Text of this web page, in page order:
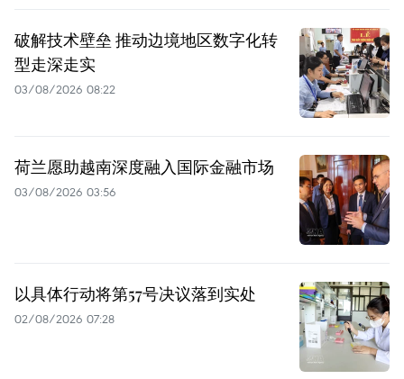
破解技术壁垒 推动边境地区数字化转
型走深走实
03/08/2026 08:22
荷兰愿助越南深度融入国际金融市场
03/08/2026 03:56
以具体行动将第57号决议落到实处
02/08/2026 07:28